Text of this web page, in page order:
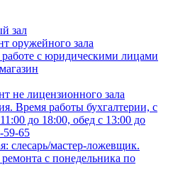
зал
оружейного зала
с юридическими лицами
не лицензионного зала
Время работы бухгалтерии, с
до 18:00, обед с 13:00 до
59-65
слесарь/мастер-ложевщик.
с понедельника по